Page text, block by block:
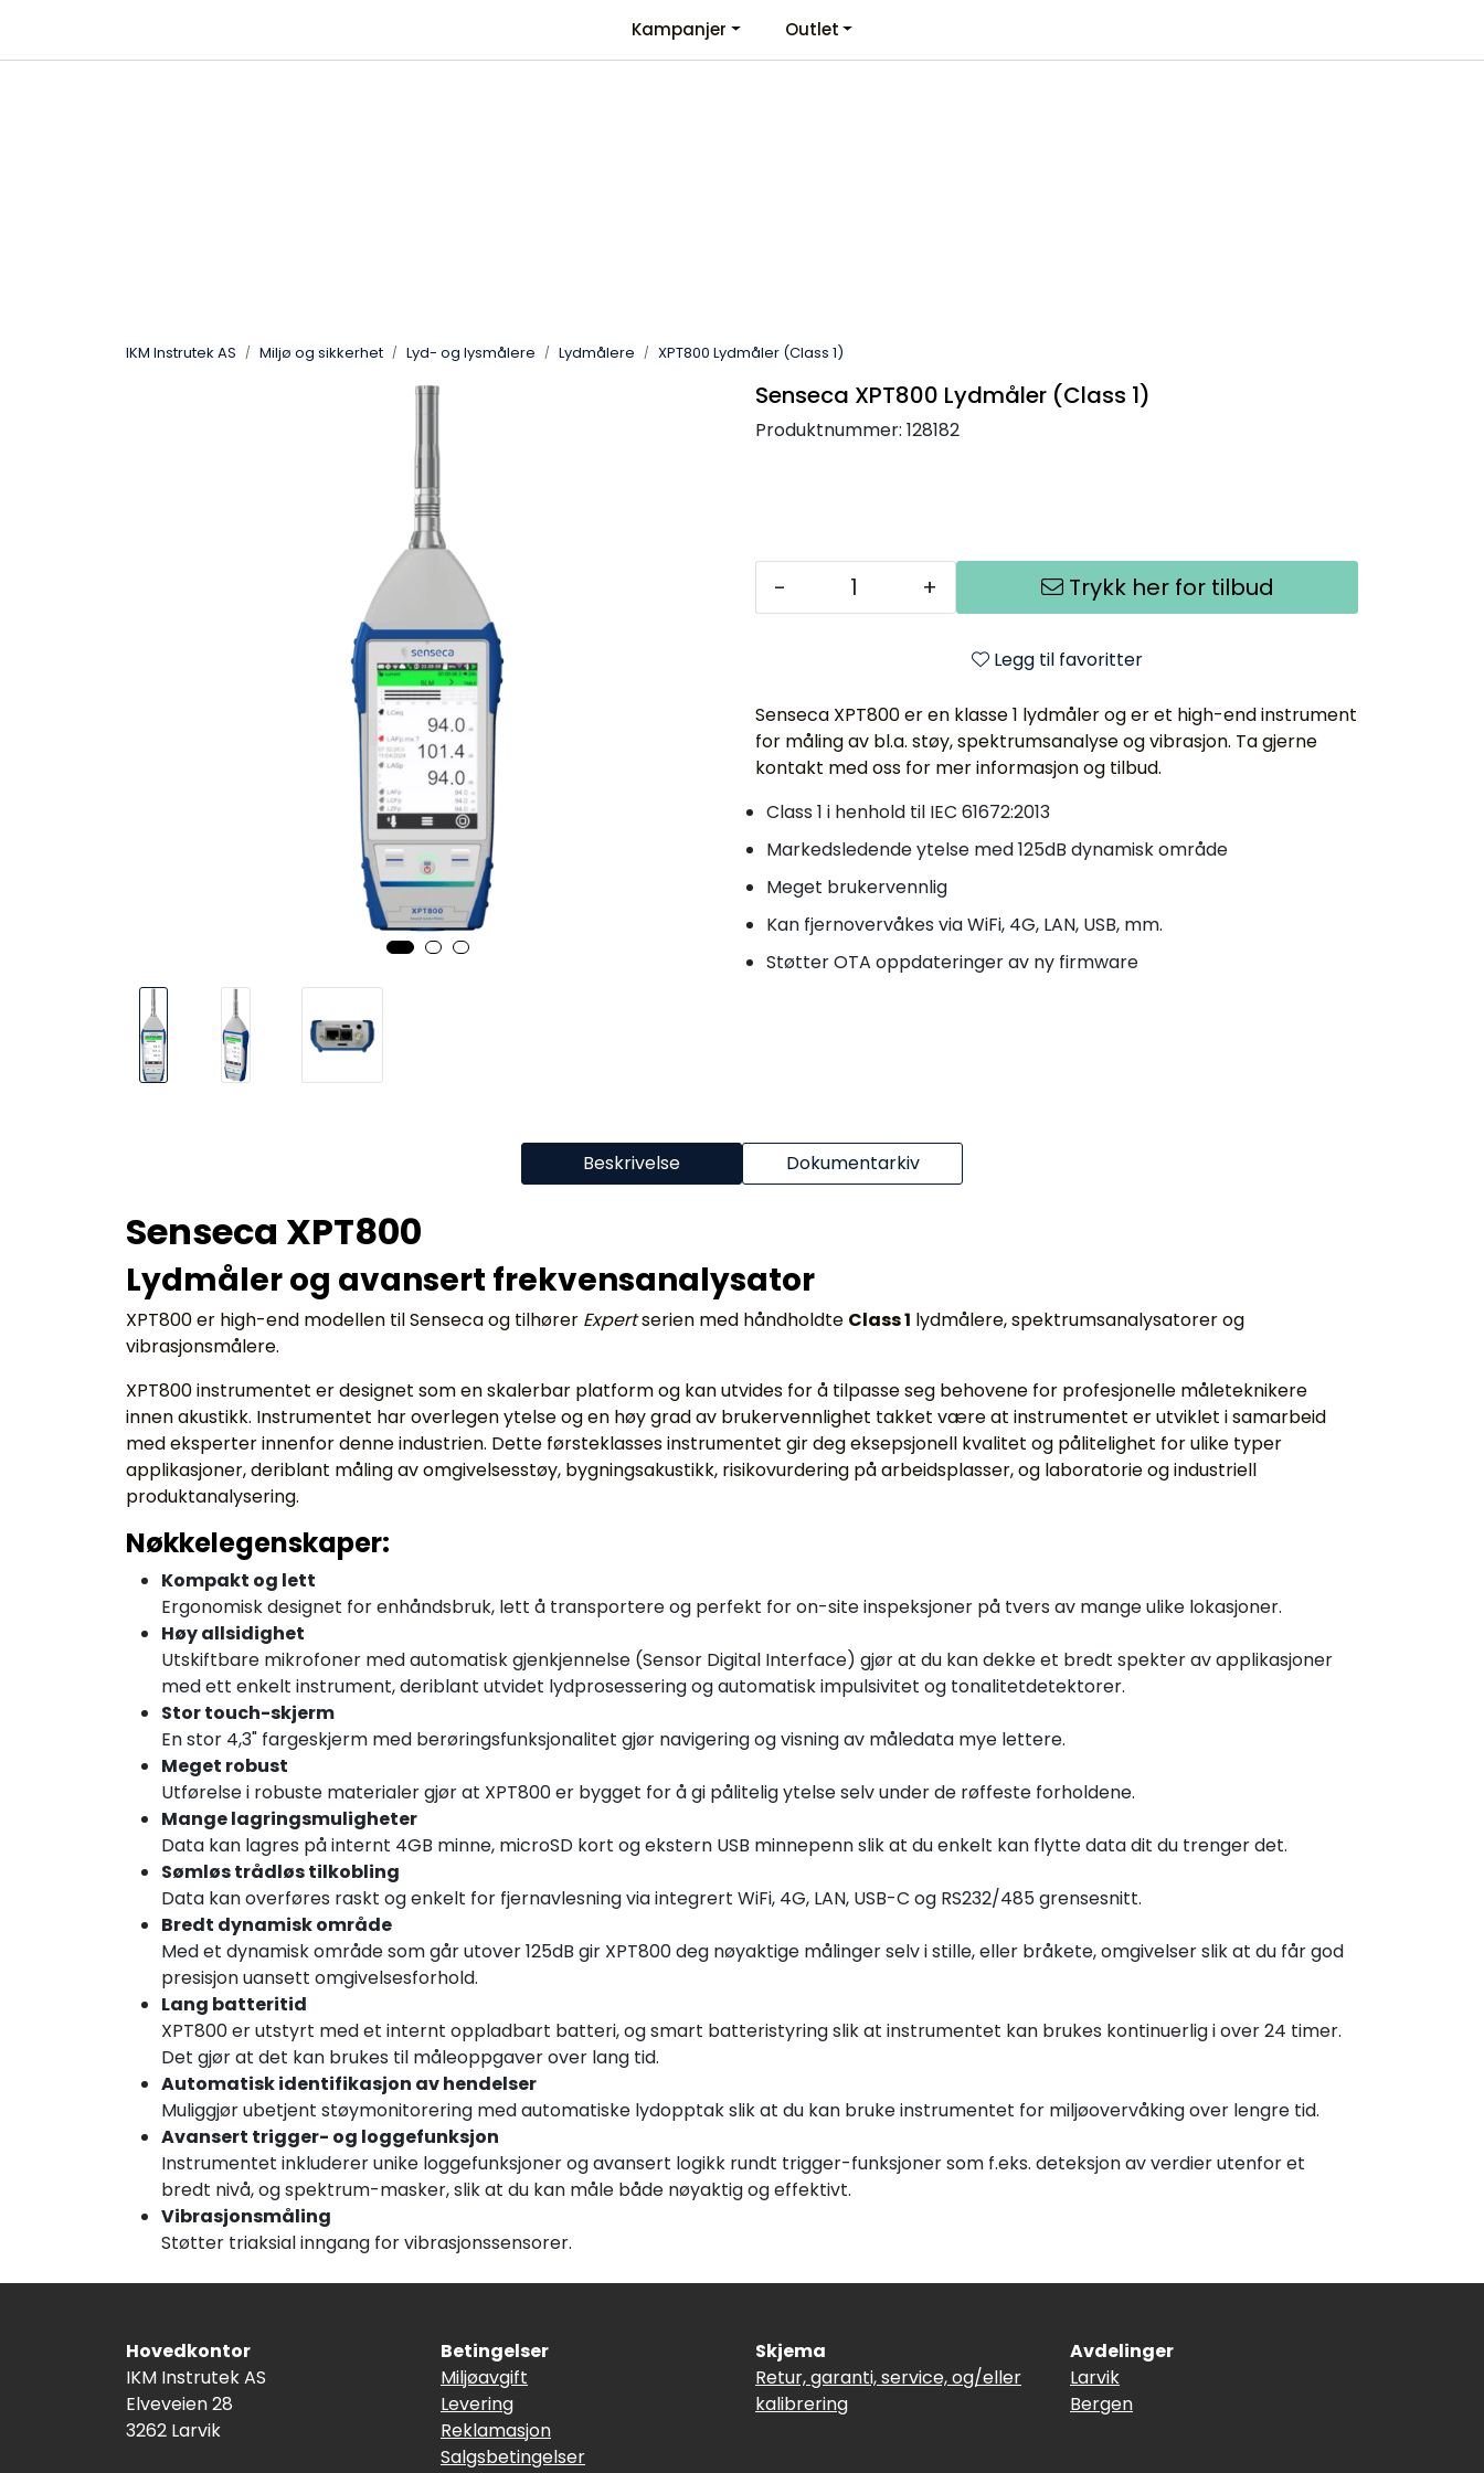
KontaktinformasjonKampanjer Outlet
IKM Instrutek AS Miljø og sikkerhet Lyd- og lysmålere Lydmålere XPT800 Lydmåler (Class 1)
Senseca XPT800 Lydmåler (Class 1)
Produktnummer: 128182
- + Trykk her for tilbud
Legg til favoritter
Senseca XPT800 er en klasse 1 lydmåler og er et high-end instrument
for måling av bl.a. støy, spektrumsanalyse og vibrasjon. Ta gjerne
kontakt med oss for mer informasjon og tilbud.
Class 1 i henhold til IEC 61672:2013
Markedsledende ytelse med 125dB dynamisk område
Meget brukervennlig
Kan fjernovervåkes via WiFi, 4G, LAN, USB, mm.
Støtter OTA oppdateringer av ny firmware
Beskrivelse Dokumentarkiv
Senseca XPT800
Lydmåler og avansert frekvensanalysator
XPT800 er high-end modellen til Senseca og tilhører Expertserien med håndholdte Class 1 lydmålere, spektrumsanalysatorer og
vibrasjonsmålere.
XPT800 instrumentet er designet som en skalerbar platform og kan utvides for å tilpasse seg behovene for profesjonelle måleteknikere
innen akustikk. Instrumentet har overlegen ytelse og en høy grad av brukervennlighet takket være at instrumentet er utviklet i samarbeid
med eksperter innenfor denne industrien. Dette førsteklasses instrumentet gir deg eksepsjonell kvalitet og pålitelighet for ulike typer
applikasjoner, deriblant måling av omgivelsesstøy, bygningsakustikk, risikovurdering på arbeidsplasser, og laboratorie og industriell
produktanalysering.
Nøkkelegenskaper:
Kompakt og lett
Ergonomisk designet for enhåndsbruk, lett å transportere og perfekt for on-site inspeksjoner på tvers av mange ulike lokasjoner.
Høy allsidighet
Utskiftbare mikrofoner med automatisk gjenkjennelse (Sensor Digital Interface) gjør at du kan dekke et bredt spekter av applikasjoner
med ett enkelt instrument, deriblant utvidet lydprosessering og automatisk impulsivitet og tonalitetdetektorer.
Stor touch-skjerm
En stor 4,3" fargeskjerm med berøringsfunksjonalitet gjør navigering og visning av måledata mye lettere.
Meget robust
Utførelse i robuste materialer gjør at XPT800 er bygget for å gi pålitelig ytelse selv under de røffeste forholdene.
Mange lagringsmuligheter
Data kan lagres på internt 4GB minne, microSD kort og ekstern USB minnepenn slik at du enkelt kan flytte data dit du trenger det.
Sømløs trådløs tilkobling
Data kan overføres raskt og enkelt for fjernavlesning via integrert WiFi, 4G, LAN, USB-C og RS232/485 grensesnitt.
Bredt dynamisk område
Med et dynamisk område som går utover 125dB gir XPT800 deg nøyaktige målinger selv i stille, eller bråkete, omgivelser slik at du får god
presisjon uansett omgivelsesforhold.
Lang batteritid
XPT800 er utstyrt med et internt oppladbart batteri, og smart batteristyring slik at instrumentet kan brukes kontinuerlig i over 24 timer.
Det gjør at det kan brukes til måleoppgaver over lang tid.
Automatisk identifikasjon av hendelser
Muliggjør ubetjent støymonitorering med automatiske lydopptak slik at du kan bruke instrumentet for miljøovervåking over lengre tid.
Avansert trigger- og loggefunksjon
Instrumentet inkluderer unike loggefunksjoner og avansert logikk rundt trigger-funksjoner som f.eks. deteksjon av verdier utenfor et
bredt nivå, og spektrum-masker, slik at du kan måle både nøyaktig og effektivt.
Vibrasjonsmåling
Støtter triaksial inngang for vibrasjonssensorer.
Hovedkontor
IKM Instrutek AS
Elveveien 28
3262 Larvik
Betingelser
Miljøavgift
Levering
Reklamasjon
Salgsbetingelser
Skjema
Retur, garanti, service, og/eller
kalibrering
Avdelinger
Larvik
Bergen